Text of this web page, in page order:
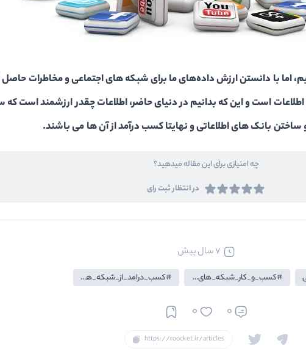
با دانستن ارزش داده‌های ما برای شبکه ‌های اجتماعی و مخاطرات حاصل
است و این که بدانیم در دنیای حاضر، اطلاعات چقدر ارزشمند است
بانک های اطلاعاتی و نهایتا کسب درآمد از آن ها می باشند.
چه امتیازی برای این مقاله میدهید؟
در انتظار ثبت رای
7 سال پیش
کسب_و_کار_شبکه_های_اجتماعی کسب_درامد_از_شبکه_های_اجتماعی
0
0